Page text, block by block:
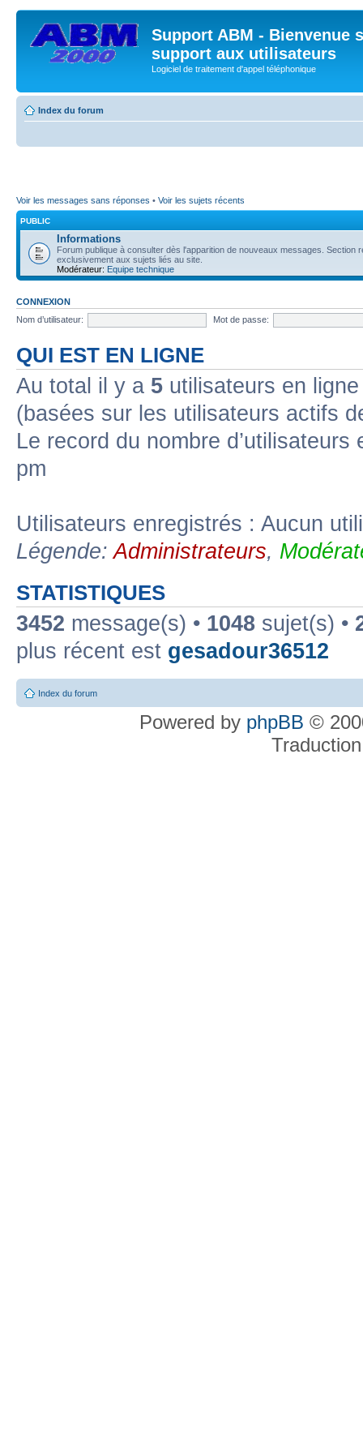
Support ABM - Bienvenue
support aux utilisateurs
Logiciel de traitement d'appel téléphonique
Index du forum
Voir les messages sans réponses • Voir les sujets récents
PUBLIC
Informations
Forum publique à consulter dès l'apparition de nouveaux messages. Section
exclusivement aux sujets liés au site.
Modérateur: Equipe technique
CONNEXION
Nom d’utilisateur:
Mot de passe:
QUI EST EN LIGNE
Au total il y a 5 utilisateurs en
(basées sur les utilisateurs actifs
Le record du nombre
pm
Utilisateurs enregistrés : Aucun
Légende:Administrateurs,
STATISTIQUES
3452 message(s) • 1048 sujet(s) •
plus récent est gesadour36512
Index du forum
Powered by phpBB ©